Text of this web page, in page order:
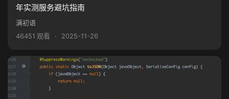
年实测服务避坑指南
满初语
46451 观看
· 2025-11-26